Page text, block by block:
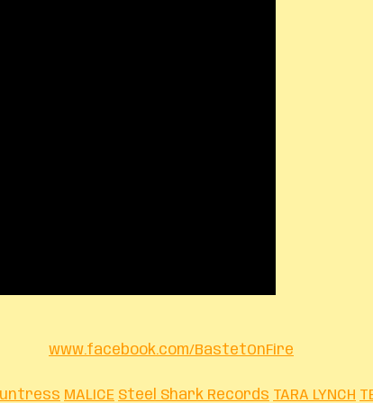
www.facebook.com/BastetOnFire
MALICE Steel Shark Records TARA LYNCH